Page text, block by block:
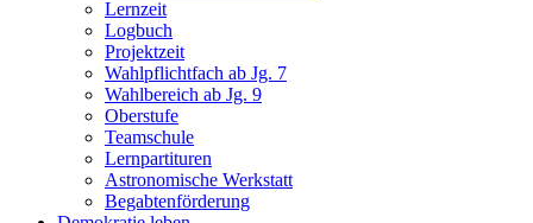
Lernzeit
Logbuch
Projektzeit
Wahlpflichtfach ab Jg. 7
Wahlbereich ab Jg. 9
Oberstufe
Teamschule
Lernpartituren
Astronomische Werkstatt
Begabtenförderung